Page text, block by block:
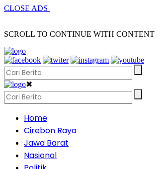
CLOSE ADS
SCROLL TO CONTINUE WITH CONTENT
✖
Home
Cirebon Raya
Jawa Barat
Nasional